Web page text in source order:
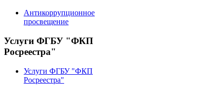
Антикоррупционное
просвещение
Услуги ФГБУ "ФКП
Росреестра"
Услуги ФГБУ "ФКП
Росреестра"